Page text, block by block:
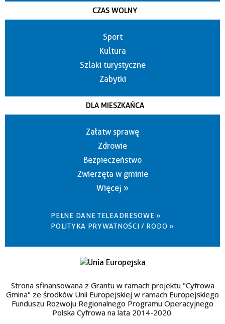
CZAS WOLNY
Sport
Kultura
Szlaki turystyczne
Zabytki
DLA MIESZKAŃCA
Załatw sprawę
Zdrowie
Bezpieczeństwo
Zwierzęta w gminie
Więcej »
PEŁNE DANE TELEADRESOWE »
POLITYKA PRYWATNOŚCI / RODO »
Strona sfinansowana z Grantu w ramach projektu "Cyfrowa
Gmina" ze środków Unii Europejskiej w ramach Europejskiego
Funduszu Rozwoju Regionalnego Programu Operacyjnego
Polska Cyfrowa na lata 2014-2020.